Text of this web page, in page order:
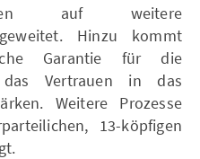
auf weitere
Hinzu kommt
Garantie für die
das Vertrauen in das
Weitere Prozesse
13-köpfigen